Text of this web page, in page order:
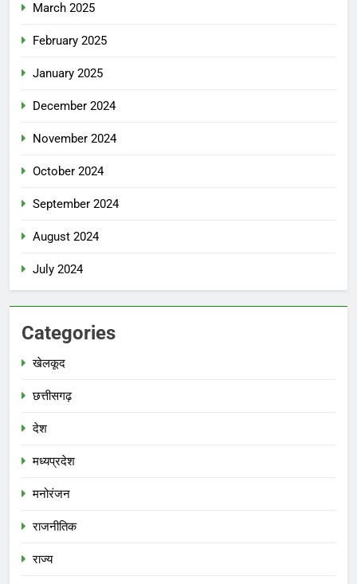
March 2025
February 2025
January 2025
December 2024
November 2024
October 2024
September 2024
August 2024
July 2024
Categories
खेलकूद
छत्तीसगढ़
देश
मध्‍यप्रदेश
मनोरंजन
राजनीतिक
राज्य